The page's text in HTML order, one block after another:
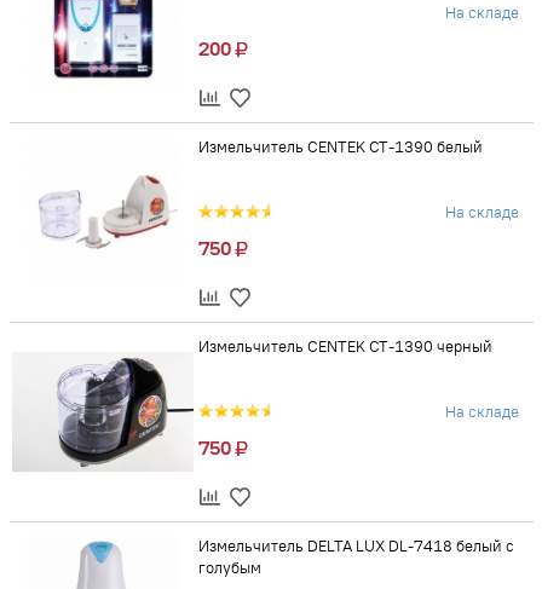
На складе
200
Измельчитель CENTEK CT-1390 белый
На складе
750
Измельчитель CENTEK CT-1390 черный
На складе
750
Измельчитель DELTA LUX DL-7418 белый с
голубым